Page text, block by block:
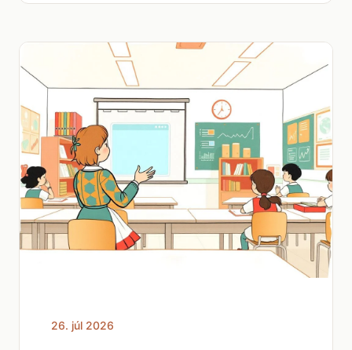
26. júl 2026